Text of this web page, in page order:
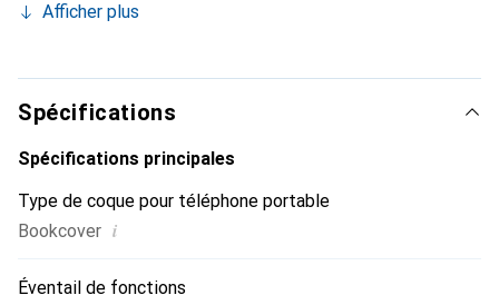
et indispensable pour votre smartphone. Reconnaître
marque Noreve est un choix sûr pour une clientèle
exigeante.
Afficher plus
Spécifications
Spécifications principales
Type de coque pour téléphone portable
Bookcover i
Éventail de fonctions